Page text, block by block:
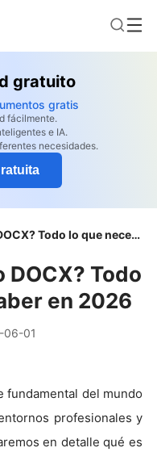
gratuito
gratis
fácilmente.
e IA.
necesidades.
¿Qué es un archivo DOCX? Todo lo que necesitas saber en 2026
DOCX? Todo
en 2026
06-01
fundamental del mundo
profesionales y
en detalle qué es